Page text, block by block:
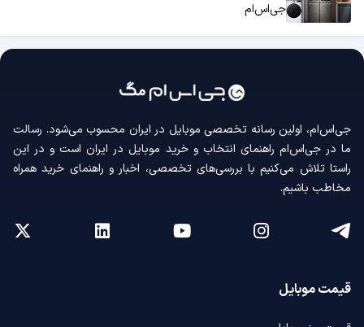
جی‌اس‌ام
جی‌اس‌ام، اولین رسانه‌ تخصصی موبایل در ایران محسوب می‌شود. رسالت
ما در جی‌اس‌ام راهنمای انتخاب و خرید موبایل در ایران است و در این
راستا تلاش می‌کنیم با بررسی‌های تخصصی، اخبار و راهنمای خرید همراه
مخاطب باشیم.
قیمت موبایل